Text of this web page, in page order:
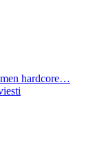
hardcore…